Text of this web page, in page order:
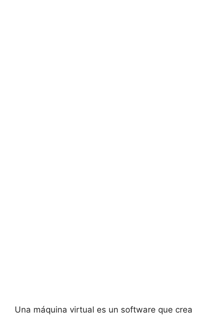
Una máquina virtual es un software que crea